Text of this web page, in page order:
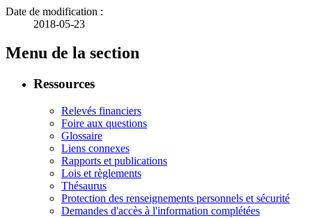
Date de modification :
2018-05-23
Menu de la section
Ressources
Relevés financiers
Foire aux questions
Glossaire
Liens connexes
Rapports et publications
Lois et règlements
Thésaurus
Protection des renseignements personnels et sécurité
Demandes d'accès à l'information complétées